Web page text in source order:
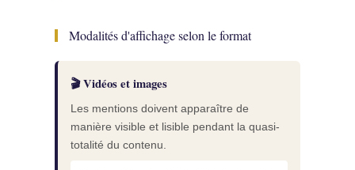
Modalités d'affichage selon le format
🎬 Vidéos et images
Les mentions doivent apparaître de
manière visible et lisible pendant la quasi-
totalité du contenu.